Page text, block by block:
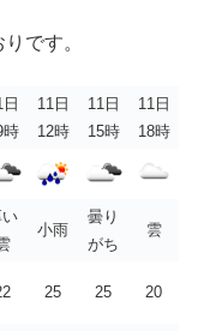
です。
時
11日
12時
11日
15時
11日
18時
い
小雨
曇り
がち
雲
25 25 20